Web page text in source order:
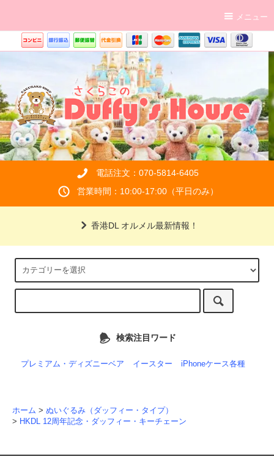
メニュー
電話注文：070-5814-6405
営業時間：10:00-17:00（平日のみ）
香港DL オルメル最新情報！
検索注目ワード
プレミアム・ディズニーベア イースター iPhoneケース各種
ホーム > ぬいぐるみ（ダッフィー・タイプ）
> HKDL 12周年記念・ダッフィー・キーチェーン